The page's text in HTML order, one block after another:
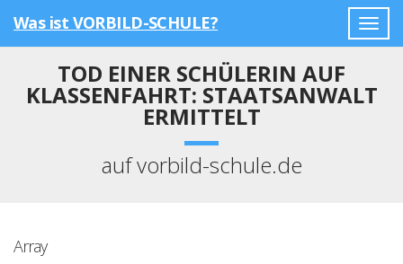
Was ist VORBILD-SCHULE?
TOD EINER SCHÜLERIN AUF
KLASSENFAHRT: STAATSANWALT
ERMITTELT
auf vorbild-schule.de
Array